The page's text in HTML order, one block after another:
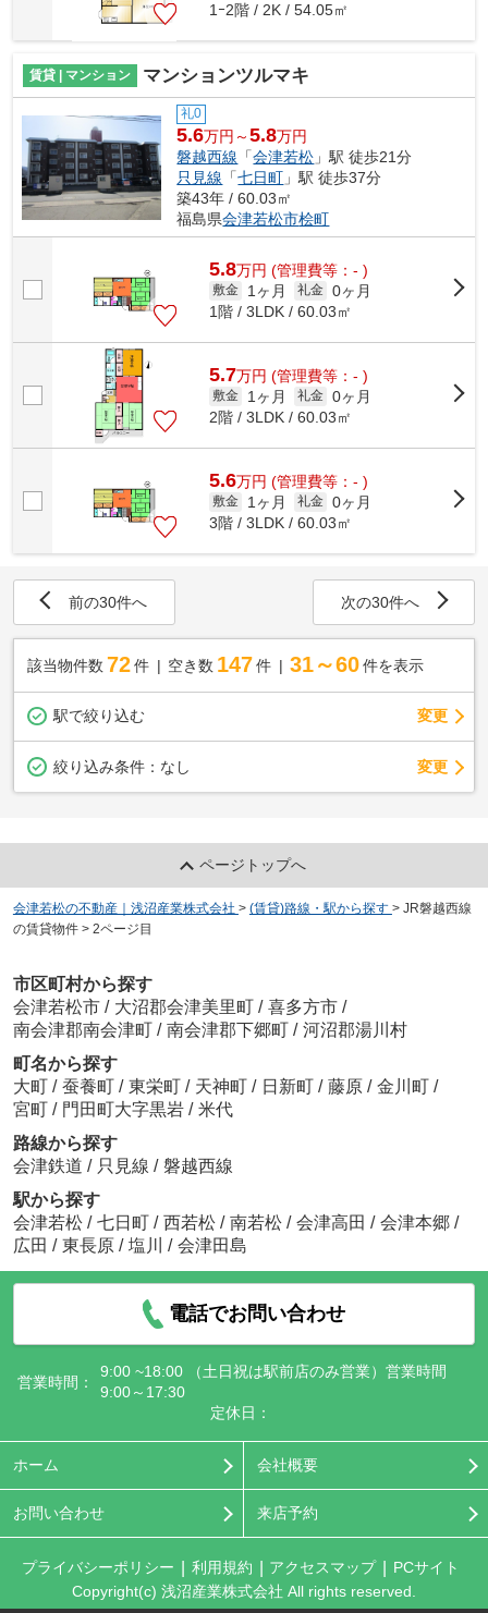
1ｰ2階 / 2K / 54.05㎡
賃貸 | マンション マンションツルマキ
礼0
5.6万円～5.8万円
磐越西線 「会津若松 」駅 徒歩21分
只見線 「七日町 」駅 徒歩37分
築43年 / 60.03㎡
福島県会津若松市桧町
5.8万円 (管理費等：- )
敷金 1ヶ月 礼金 0ヶ月
1階 / 3LDK / 60.03㎡
5.7万円 (管理費等：- )
敷金 1ヶ月 礼金 0ヶ月
2階 / 3LDK / 60.03㎡
5.6万円 (管理費等：- )
敷金 1ヶ月 礼金 0ヶ月
3階 / 3LDK / 60.03㎡
前の30件へ 次の30件へ
該当物件数 72件 空き数 147 件 31～60 件を表示
駅で絞り込む 変更
絞り込み条件： なし 変更
ページトップへ
会津若松の不動産｜浅沼産業株式会社 > (賃貸)路線・駅から探す > JR磐越西線
の賃貸物件 > 2ページ目
市区町村から探す
会津若松市 / 大沼郡会津美里町 / 喜多方市 /
南会津郡南会津町 / 南会津郡下郷町 / 河沼郡湯川村
町名から探す
大町 / 蚕養町 / 東栄町 / 天神町 / 日新町 / 藤原 / 金川町 /
宮町 / 門田町大字黒岩 / 米代
路線から探す
会津鉄道 / 只見線 / 磐越西線
駅から探す
会津若松 / 七日町 / 西若松 / 南若松 / 会津高田 / 会津本郷 /
広田 / 東長原 / 塩川 / 会津田島
電話でお問い合わせ
営業時間：
9:00 ~18:00 （土日祝は駅前店のみ営業）営業時間
9:00～17:30
定休日：
ホーム 会社概要
お問い合わせ 来店予約
プライバシーポリシー 利用規約 アクセスマップ
PCサイト
Copyright(c) 浅沼産業株式会社 All rights reserved.